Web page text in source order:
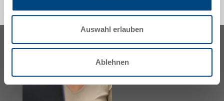
Auswahl erlauben
Ablehnen